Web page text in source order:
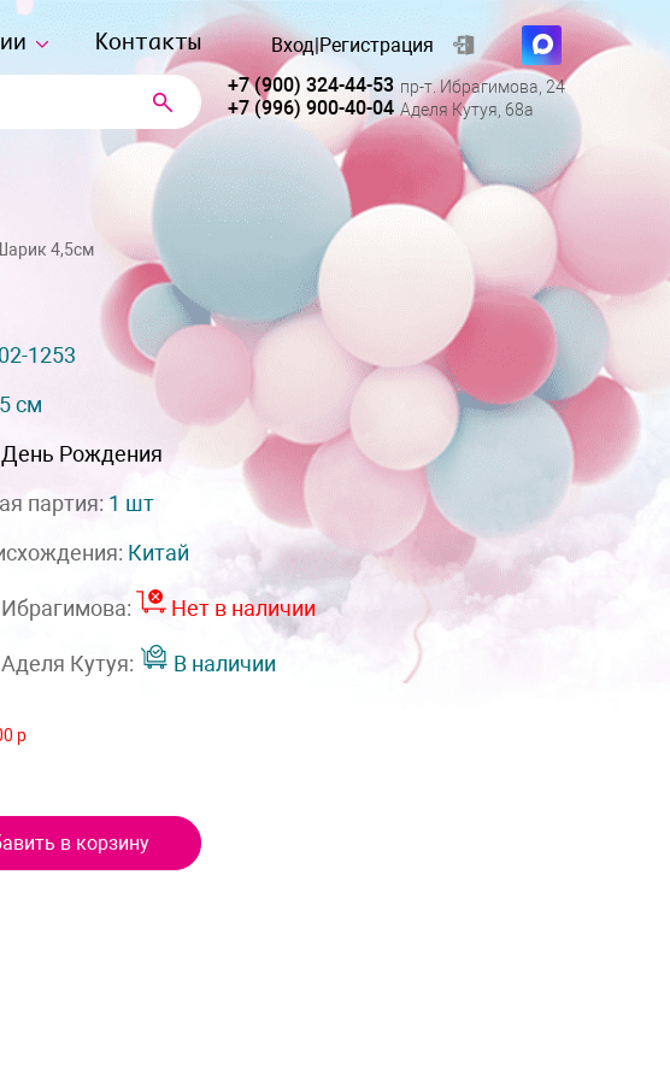
Контакты Вход|Регистрация
+7 (900) 324-44-53 пр-т. Ибрагимова, 24
+7 (996) 900-40-04 Аделя Кутуя, 68а
4,5см
1253
см
День Рождения
партия: 1 шт
Китай
Нет в наличии
Кутуя: В наличии
р
в корзину